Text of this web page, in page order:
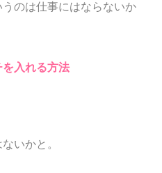
のは仕事にはならないか
入れる方法
いかと。